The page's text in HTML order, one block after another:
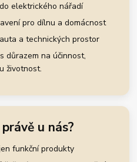
elektrického nářadí
pro dílnu a domácnost
a technických prostor
důrazem na účinnost,
životnost.
u nás?
funkční produkty